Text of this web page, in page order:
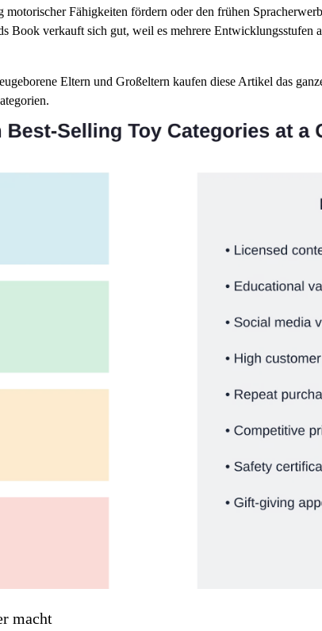
Fähigkeiten fördern oder den frühen
Book verkauft sich gut, weil es mehrere Entwicklungsstufen
Eltern und Großeltern kaufen diese Artikel das
macht